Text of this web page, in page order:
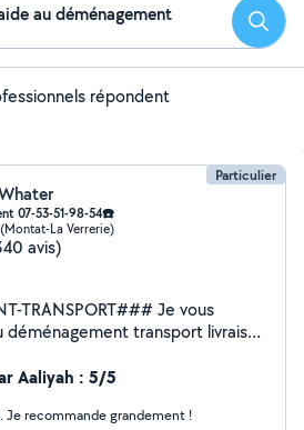
au déménagement
répondent
Particulier
07-53-51-98-54☎️
La Verrerie)
avis)
TRANSPORT### Je vous
transport livraison
but électro dépôt Ikea ou chez
par diable chariot sangle
je propose un travail propre
Aaliyah : 5/5
Je recommande grandement !